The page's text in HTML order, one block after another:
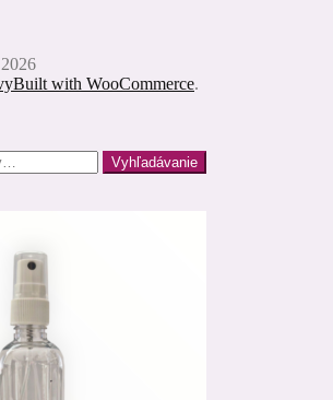
Built with WooCommerce.
Vyhľadávanie